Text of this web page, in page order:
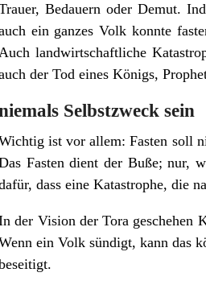
Bedauern oder Demut.
ein ganzes Volk konnte
landwirtschaftliche
der Tod eines Königs,
Selbstzweck sein
ist vor allem: Fasten soll
Fasten dient der Buße; nur,
dass eine Katastrophe, die
der Vision der Tora geschehen
ein Volk sündigt, kann das